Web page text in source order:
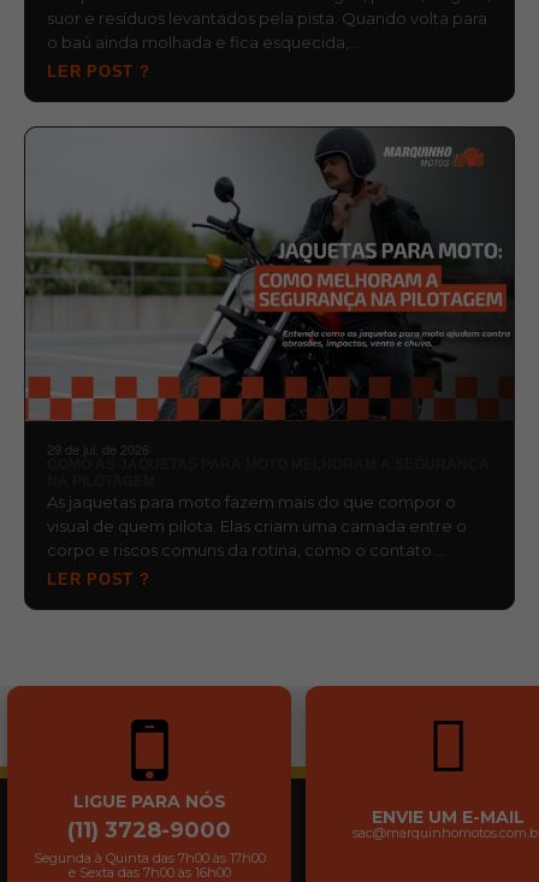
suor e resíduos levantados pela pista. Quando volta para
o baú ainda molhada e fica esquecida,…
LER POST ?
29 de jul. de 2026
As jaquetas para moto fazem mais do que compor o
visual de quem pilota. Elas criam uma camada entre o
corpo e riscos comuns da rotina, como o contato …
LER POST ?
LIGUE PARA NÓS
(11) 3728-9000
Segunda à Quinta das 7h00 às 17h00
e Sexta das 7h00 às 16h00
ENVIE UM E-MAIL